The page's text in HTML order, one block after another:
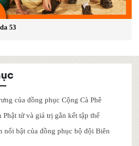
53
của đồng phục Cộng Cà Phê
tử và giá trị gắn kết tập thể
nổi bật của đồng phục bộ đội Biên